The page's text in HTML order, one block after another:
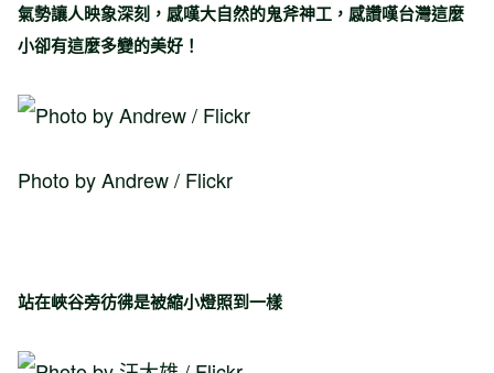
氣勢讓人映象深刻，感嘆大自然的鬼斧神工，感讚嘆台灣這麼
小卻有這麼多變的美好！
Photo by Andrew / Flickr
站在峽谷旁彷彿是被縮小燈照到一樣